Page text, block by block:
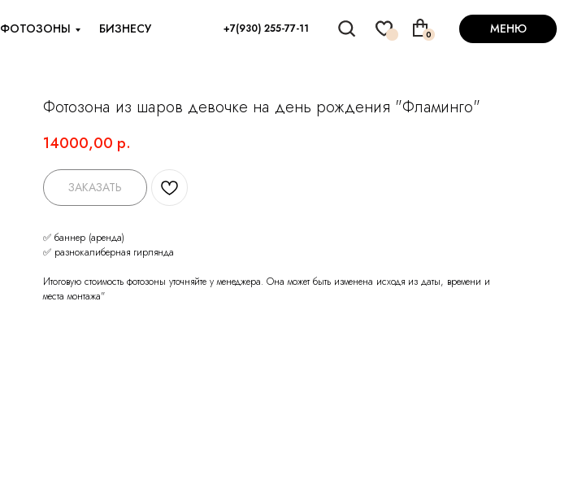
0
+7(930) 255-77-11
БИЗНЕСУ
ФОТОЗОНЫ МЕНЮ
Фотозона из шаров девочке на день рождения "Фламинго"
14000,00 р.
ЗАКАЗАТЬ
✅ баннер (аренда)
✅ разнокалиберная гирлянда
Итоговую стоимость фотозоны уточняйте у менеджера. Она может быть изменена исходя из даты, времени и
места монтажа"